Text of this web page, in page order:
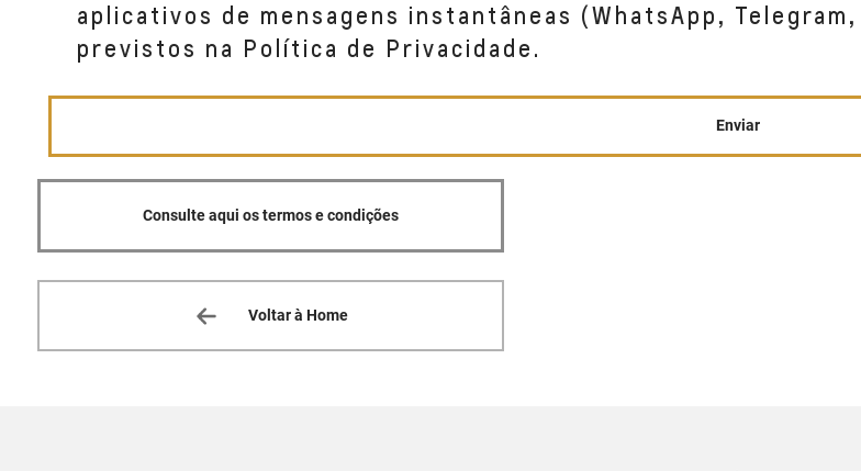
aplicativos de mensagens instantâneas (WhatsApp,
previstos na Política de Privacidade.
Enviar
Consulte aqui os termos e condições
Voltar à Home